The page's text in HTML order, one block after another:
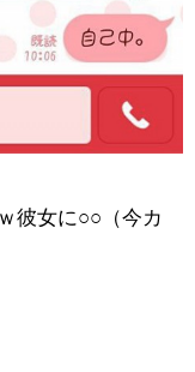
彼女に○○（今カ